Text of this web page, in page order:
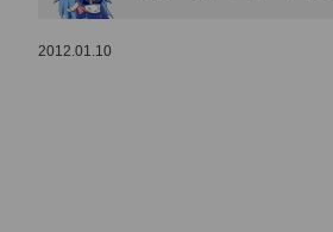
2012.01.10